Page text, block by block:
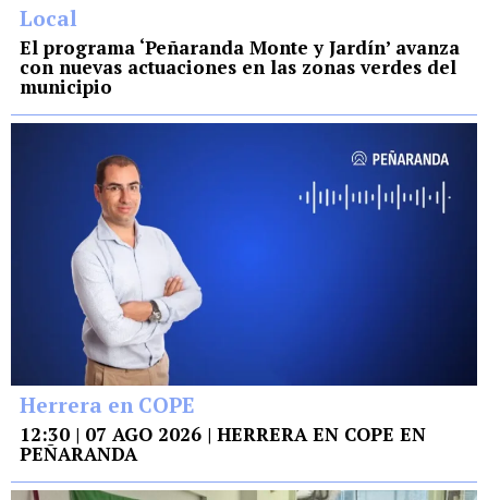
Local
El programa ‘Peñaranda Monte y Jardín’ avanza
con nuevas actuaciones en las zonas verdes del
municipio
Herrera en COPE
12:30 | 07 AGO 2026 | HERRERA EN COPE EN
PEÑARANDA